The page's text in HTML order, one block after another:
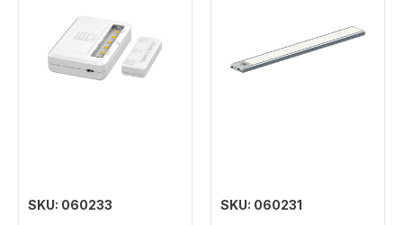
SKU: 060233 SKU: 060231